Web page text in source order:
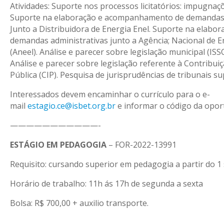
Atividades: Suporte nos processos licitatórios:
Suporte na elaboração e acompanhamento de
Junto a Distribuidora de Energia Enel. Suporte na
demandas administrativas junto a Agência; Nacional de
(Aneel). Análise e parecer sobre legislação municipal
Análise e parecer sobre legislação referente à
Pública (CIP). Pesquisa de jurisprudências de tribunais
Interessados devem encaminhar o currículo para o e-
mail estagio.ce@isbet.org.bre informar o código da
———————————-
ESTÁGIO EM PEDAGOGIA – FOR-2022-13991
Requisito: cursando superior em pedagogia a partir do 1
Horário de trabalho: 11h ás 17h de segunda a sexta
Bolsa: R$ 700,00 + auxilio transporte.